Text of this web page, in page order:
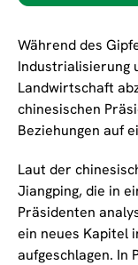
Während des
Industrialisierung
Landwirtschaft
chinesischen
Beziehungen auf
Laut der
Jiangping, die in
Präsidenten
ein neues Kapitel
aufgeschlagen. In